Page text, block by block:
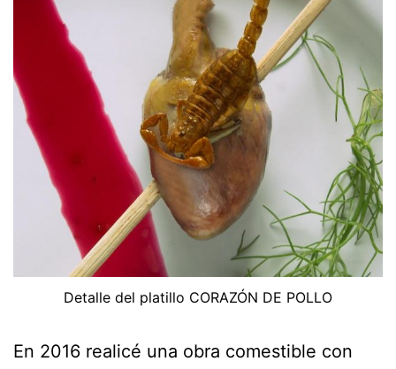
Detalle del platillo CORAZÓN DE POLLO
En 2016 realicé una obra comestible con